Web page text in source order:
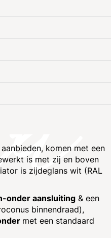
komen met een
is met zij en boven
is zijdeglans wit (RAL
onder aansluiting & een
binnendraad),
met een standaard